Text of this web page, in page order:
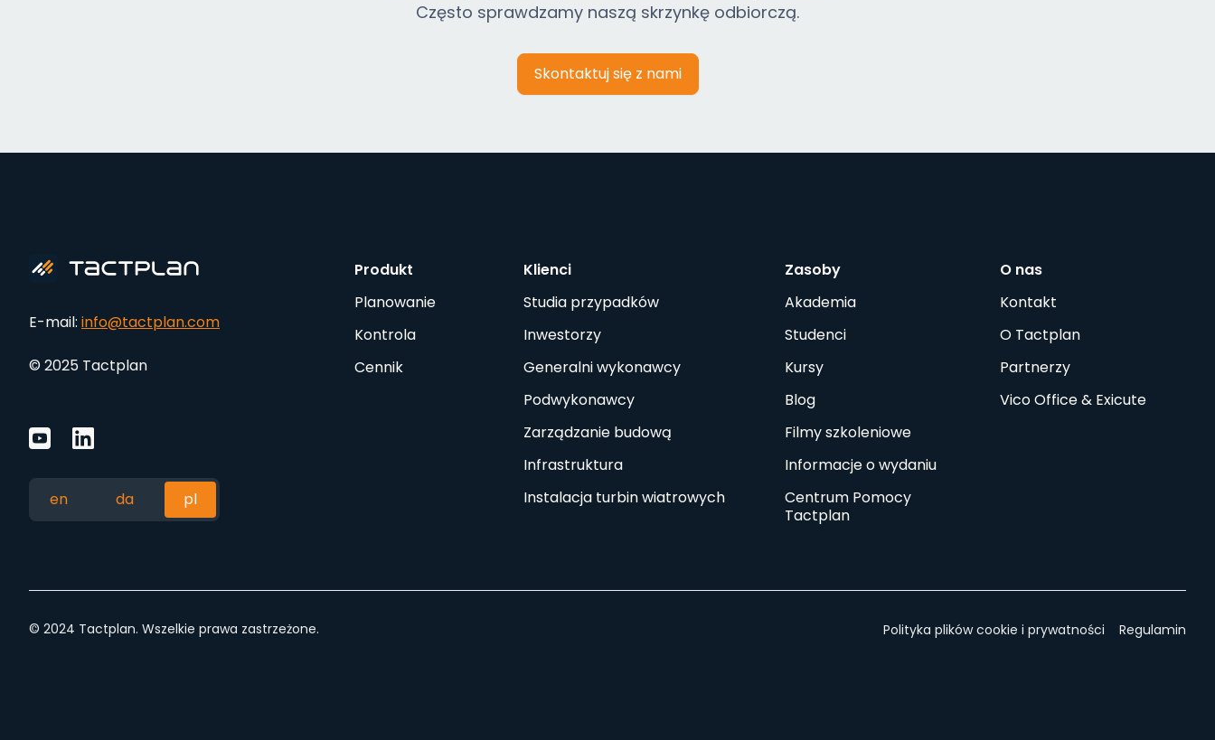
Często sprawdzamy naszą skrzynkę odbiorczą.
Skontaktuj się z nami
E-mail: info@tactplan.com
© 2025 Tactplan
en da pl
Produkt
Planowanie
Kontrola
Cennik
Klienci
Studia przypadków
Inwestorzy
Generalni wykonawcy
Podwykonawcy
Zarządzanie budową
Infrastruktura
Instalacja turbin wiatrowych
Zasoby
Akademia
Studenci
Kursy
Blog
Filmy szkoleniowe
Informacje o wydaniu
Centrum Pomocy
Tactplan
O nas
Kontakt
O Tactplan
Partnerzy
Vico Office & Exicute
© 2024 Tactplan. Wszelkie prawa zastrzeżone. Polityka plików cookie i prywatności Regulamin